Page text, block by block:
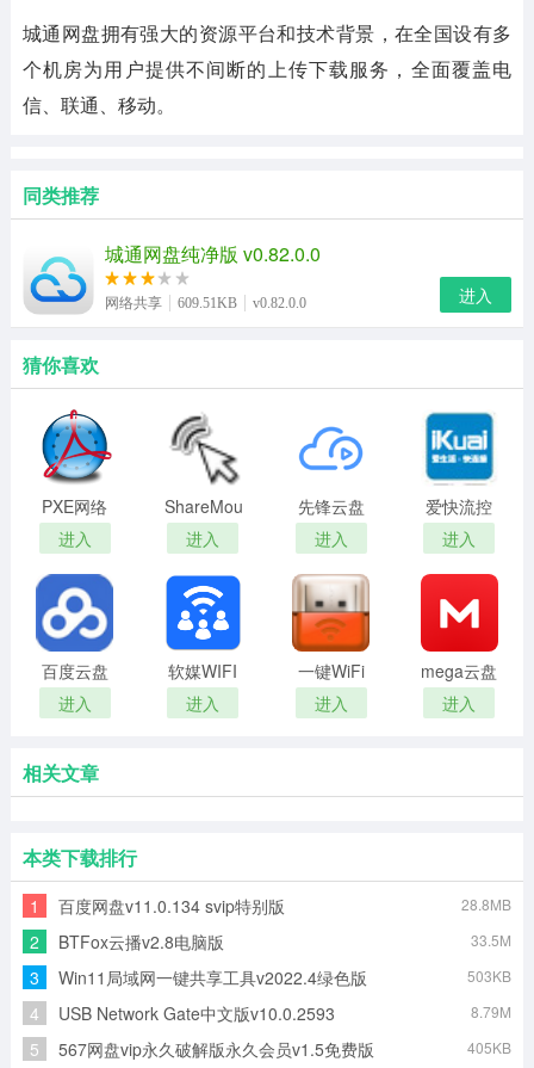
城通网盘拥有强大的资源平台和技术背景，在全国设有多
个机房为用户提供不间断的上传下载服务，全面覆盖电
信、联通、移动。
同类推荐
城通网盘纯净版 v0.82.0.0
网络共享 609.51KB v0.82.0.0 进入
猜你喜欢
PXE网络
克隆工具
自动版
(PXEGHOA)
进入
ShareMouse
鼠标键盘
共享软件
进入
先锋云盘
进入
爱快流控
软路由软
件
进入
百度云盘
企业版
进入
软媒WIFI
助手
进入
一键WiFi
共享
进入
mega云盘
最新版
进入
相关文章
本类下载排行
1 百度网盘v11.0.134 svip特别版 28.8MB
2 BTFox云播v2.8电脑版 33.5M
3 Win11局域网一键共享工具v2022.4绿色版 503KB
4 USB Network Gate中文版v10.0.2593 8.79M
5 567网盘vip永久破解版永久会员v1.5免费版 405KB